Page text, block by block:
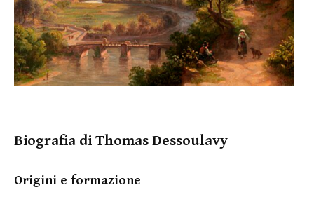
Biografia di Thomas Dessoulavy
Origini e formazione